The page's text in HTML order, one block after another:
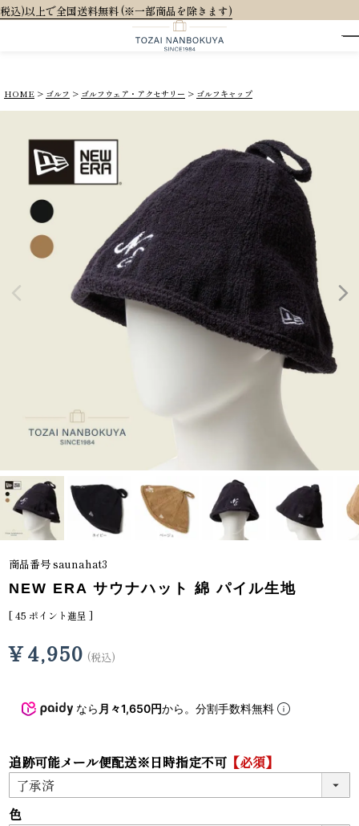
部商品を除きます)
HOME ゴルフ ゴルフウェア・アクセサリー ゴルフキャップ
商品番号saunahat3
NEW ERA サウナハット 綿 パイル生地
[45 ポイント進呈 ]
¥4,950 税込
なら 月々1,650円から。分割手数料無料
追跡可能メール便配送※日時指定不可 【必須】
色